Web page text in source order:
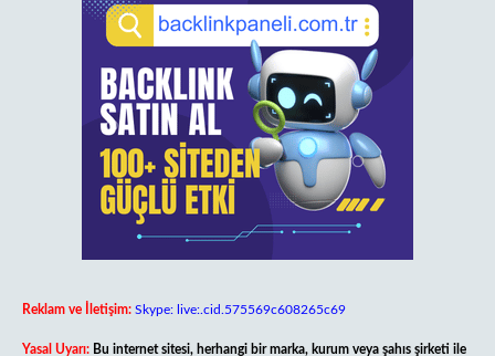
Reklam ve İletişim: Skype: live:.cid.575569c608265c69
Yasal Uyarı: Bu internet sitesi, herhangi bir marka, kurum veya şahıs şirketi ile